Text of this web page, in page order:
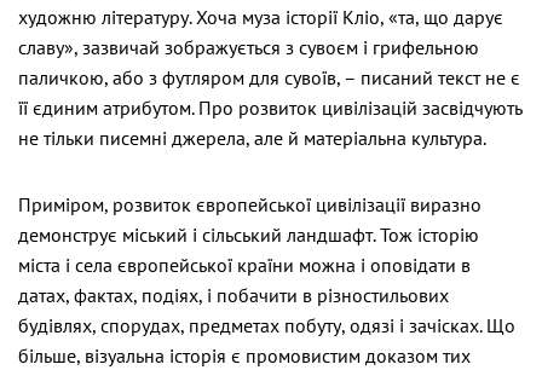
художню літературу. Хоча муза історії Кліо, «та, що дарує
славу», зазвичай зображується з сувоєм і грифельною
паличкою, або з футляром для сувоїв, – писаний текст не є
її єдиним атрибутом. Про розвиток цивілізацій засвідчують
не тільки писемні джерела, але й матеріальна культура.
Приміром, розвиток європейської цивілізації виразно
демонструє міський і сільський ландшафт. Тож історію
міста і села європейської країни можна і оповідати в
датах, фактах, подіях, і побачити в різностильових
будівлях, спорудах, предметах побуту, одязі і зачісках. Що
більше, візуальна історія є промовистим доказом тих